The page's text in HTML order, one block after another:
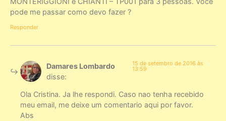
pode me passar como devo fazer ?
Responder
Damares Lombardo
disse:
15 de setembro de 2016 às
13:59
Ola Cristina. Ja lhe respondi. Caso nao tenha recebido
meu email, me deixe um comentario aqui por favor.
Abs